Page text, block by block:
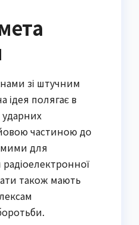
зі штучним
ідея полягає в
частиною до
для
також мають